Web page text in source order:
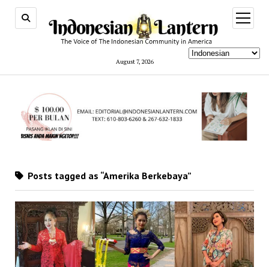
August 7, 2026
open
menu
Posts tagged as “Amerika Berkebaya”